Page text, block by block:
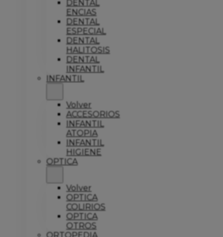
DENTAL
ENCIAS
DENTAL
ESPECIAL
DENTAL
HALITOSIS
DENTAL
INFANTIL
INFANTIL
Volver
ACCESORIOS
INFANTIL
ATOPIA
INFANTIL
HIGIENE
OPTICA
Volver
OPTICA
COLIRIOS
OPTICA
OTROS